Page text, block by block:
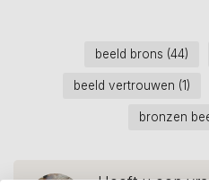
beeld brons (44)
beeld vertrouwen (1)
bronzen
Heeft u een